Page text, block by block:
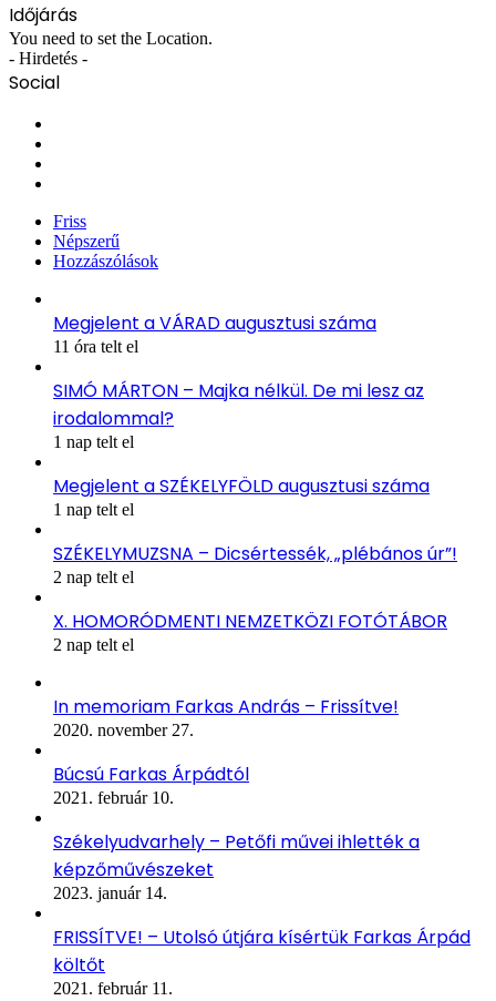
Időjárás
You need to set the Location.
- Hirdetés -
Social
Friss
Népszerű
Hozzászólások
Megjelent a VÁRAD augusztusi száma
11 óra telt el
SIMÓ MÁRTON – Majka nélkül. De mi lesz az
irodalommal?
1 nap telt el
Megjelent a SZÉKELYFÖLD augusztusi száma
1 nap telt el
SZÉKELYMUZSNA – Dicsértessék, „plébános úr”!
2 nap telt el
X. HOMORÓDMENTI NEMZETKÖZI FOTÓTÁBOR
2 nap telt el
In memoriam Farkas András – Frissítve!
2020. november 27.
Búcsú Farkas Árpádtól
2021. február 10.
Székelyudvarhely – Petőfi művei ihlették a
képzőművészeket
2023. január 14.
FRISSÍTVE! – Utolsó útjára kísértük Farkas Árpád
költőt
2021. február 11.